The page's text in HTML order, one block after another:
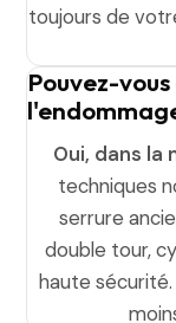
toujours de
Pouvez-
Oui, dans la
techniques
serrure
double tour,
haute sécurité.